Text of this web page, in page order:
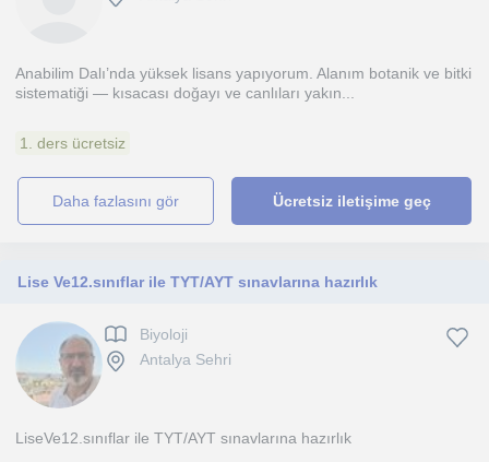
Anabilim Dalı’nda yüksek lisans yapıyorum. Alanım botanik ve bitki
sistematiği — kısacası doğayı ve canlıları yakın...
1. ders ücretsiz
daha fazlasını gör Ücretsiz iletişime geç
Lise Ve12.sınıflar ile TYT/AYT sınavlarına hazırlık
Biyoloji
Antalya Sehri
LiseVe12.sınıflar ile TYT/AYT sınavlarına hazırlık